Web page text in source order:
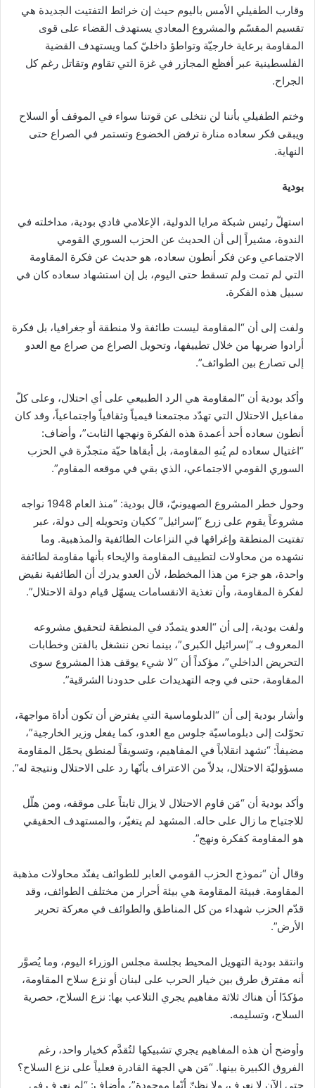
وقارب الطفيلي الأمس باليوم حيث إن خرائط التفتيت الجديدة هي
تقسيم المقسّم والمشروع المعادي يستهدف القضاء على قوى
المقاومة برعاية خارجيّة وتواطؤ داخليّ كما ويستهدف القضية
الفلسطينية عبر أفظع المجازر في غزة التي تقاوم وتقاتل رغم كل
الجراح.
وختم الطفيلي بأننا لن نتخلى عن قوتنا سواء في الموقف أو السلاح
ويبقى فكر سعاده منارة ترفض الخضوع وتستمر في الصراع حتى
النهاية.
بودية
استهلّ رئيس شبكة مرايا الدولية، الإعلامي فادي بودية، مداخلته في
الندوة، مشيراً إلى أن الحديث عن الحزب السوري القومي
الاجتماعي وعن فكر أنطون سعاده، هو حديث عن فكرة المقاومة
التي لم تمت ولم تسقط حتى اليوم، بل إن استشهاد سعاده كان في
سبيل هذه الفكرة.
ولفت إلى أن “المقاومة ليست طائفة ولا منطقة أو جغرافيا، بل فكرة
أرادوا ضربها من خلال تطييفها، وتحويل الصراع من صراع مع العدو
إلى تصارع بين الطوائف”.
وأكد بودية أن “المقاومة هي الرد الطبيعي على أي احتلال، وعلى كلّ
مفاعيل الاحتلال التي تهدّد مجتمعنا قيمياً وثقافياً واجتماعياً، وقد كان
أنطون سعاده أحد أعمدة هذه الفكرة ونهجها الثابت”، وأضاف:
“اغتيال سعاده لم يُنهِ المقاومة، بل أبقاها حيّة متجذّرة في الحزب
السوري القومي الاجتماعي، الذي بقي في موقعه المقاوم”.
وحول خطر المشروع الصهيونيّ، قال بودية: “منذ العام 1948 نواجه
مشروعاً يقوم على زرع “إسرائيل” ككيان وتحويله إلى دولة، عبر
تفتيت المنطقة وإغراقها في النزاعات الطائفية والمذهبية. وما
نشهده من محاولات لتطييف المقاومة والإيحاء بأنها مقاومة لطائفة
واحدة، هو جزء من هذا المخطط، لأن العدو يدرك أن الطائفية نقيض
لفكرة المقاومة، وأن تغذية الانقسامات يسهّل قيام دولة الاحتلال”.
ولفت بودية، إلى أن “العدو يتمدّد في المنطقة لتحقيق مشروعه
المعروف بـ “إسرائيل الكبرى”، بينما نحن ننشغل بالفتن وخطابات
التحريض الداخلي”، مؤكداً أن “لا شيء يوقف هذا المشروع سوى
المقاومة، حتى في وجه التهديدات على حدودنا الشرقية”.
وأشار بودية إلى أن “الدبلوماسية التي يفترض أن تكون أداة مواجهة،
تحوّلت إلى دبلوماسيّة جلوس مع العدو، كما يفعل وزير الخارجية”،
مضيفاً: “نشهد انقلاباً في المفاهيم، وتسويقاً لمنطق يحمّل المقاومة
مسؤوليّة الاحتلال، بدلاً من الاعتراف بأنّها رد على الاحتلال ونتيجة له”.
وأكد بودية أن “مَن قاوم الاحتلال لا يزال ثابتاً على موقفه، ومن هلّل
للاجتياح ما زال على حاله. المشهد لم يتغيّر، والمستهدف الحقيقي
هو المقاومة كفكرة ونهج”.
وقال أن “نموذج الحزب القومي العابر للطوائف يفنّد محاولات مذهبة
المقاومة. فبيئة المقاومة هي بيئة أحرار من مختلف الطوائف، وقد
قدّم الحزب شهداء من كل المناطق والطوائف في معركة تحرير
الأرض”.
وانتقد بودية التهويل المحيط بجلسة مجلس الوزراء اليوم، وما يُصوَّر
أنه مفترق طرق بين خيار الحرب على لبنان أو نزع سلاح المقاومة،
مؤكدًا أن هناك ثلاثة مفاهيم يجري التلاعب بها: نزع السلاح، حصرية
السلاح، وتسليمه.
وأوضح أن هذه المفاهيم يجري تشبيكها لتُقدَّم كخيار واحد، رغم
الفروق الكبيرة بينها. “مَن هي الجهة القادرة فعلياً على نزع السلاح؟
حتى الآن لا نعرف، ولا نظنّ أنّها موجودة”، وأضاف: “لم نعرف في